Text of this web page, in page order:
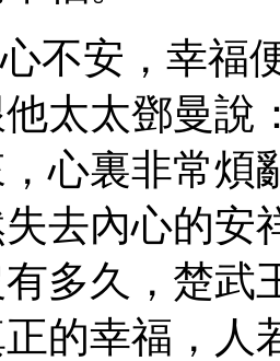
不安，幸福
太太鄧曼
心裏非常煩
去內心的安
多久，楚武
的幸福，人